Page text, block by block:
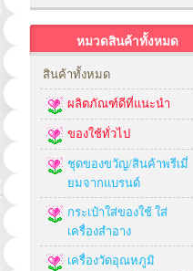
หมวดสินค้าทั้งหมด
สินค้าทั้งหมด
ผลิตภัณฑ์ดีที่แนะนำ
ของใช้ทั่วไป
ชุดของขวัญ/สินค้าพรีเมี่
ยมจากแบรนด์
กระเป๋าใส่ของใช้ ใส่
เครื่องสำอาง
เครื่องวัดอุณหภูมิ